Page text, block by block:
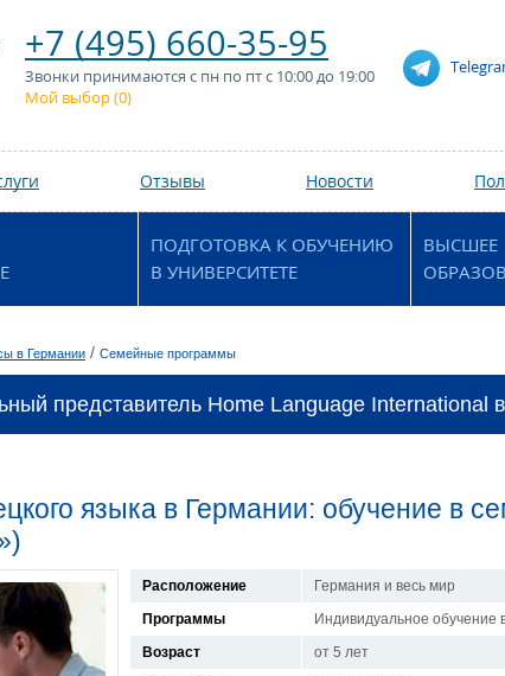
+7 (495) 660-35-95
Звонки принимаются с пн по пт с 10:00 до 19:00
Мой выбор (0)
Отзывы Новости
ПОДГОТОВКА К ОБУЧЕНИЮ
В УНИВЕРСИТЕТЕ
ВЫСШЕЕ
в Германии / Семейные программы
представитель Home Language International
языка в Германии: обучение в
Расположение
Германия и весь мир
Программы
Индивидуальное обучение
Возраст
от 5 лет